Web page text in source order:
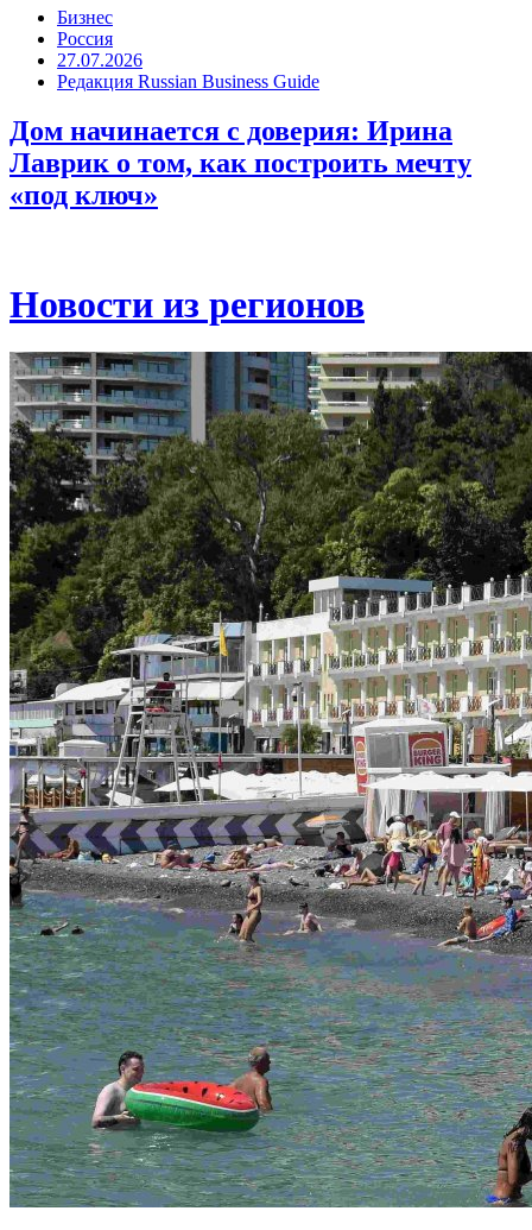
Бизнес
Россия
27.07.2026
Редакция Russian Business Guide
Дом начинается с доверия: Ирина
Лаврик о том, как построить мечту
«под ключ»
Новости из регионов